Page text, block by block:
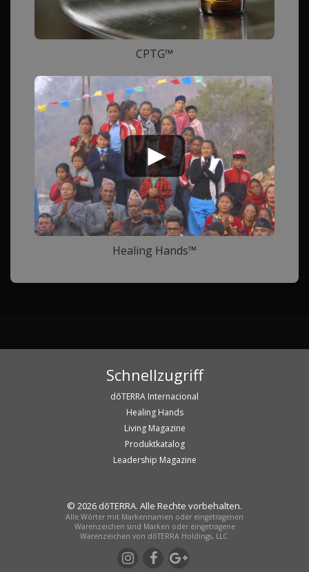
CPTG™
Healing Hands™
Schnellzugriff
dōTERRA Internacional
Healing Hands
Living Magazine
Produktkatalog
Leadership Magazine
© 2026 dōTERRA. Alle Rechte vorbehalten.
Alle Wörter mit Markennamen oder eingetragenen
Warenzeichen sind Marken oder eingetragene
Warenzeichen von dōTERRA Holdings, LLC.